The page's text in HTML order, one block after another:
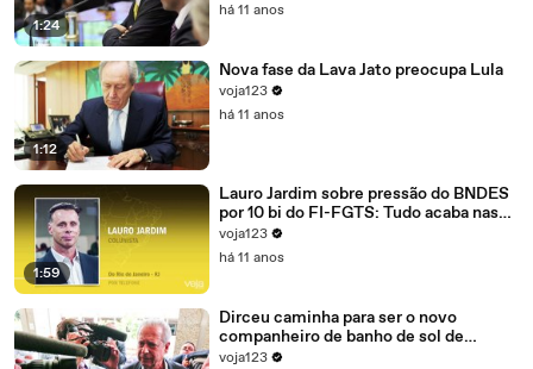
1:24
há 11 anos
1:12
Nova fase da Lava Jato preocupa Lula
voja123
há 11 anos
1:59
Lauro Jardim sobre pressão do BNDES
por 10 bi do FI-FGTS: Tudo acaba nas
mãos de Cunha
voja123
há 11 anos
Dirceu caminha para ser o novo
companheiro de banho de sol de
Marcelo Odebrecht e Cia.
voja123